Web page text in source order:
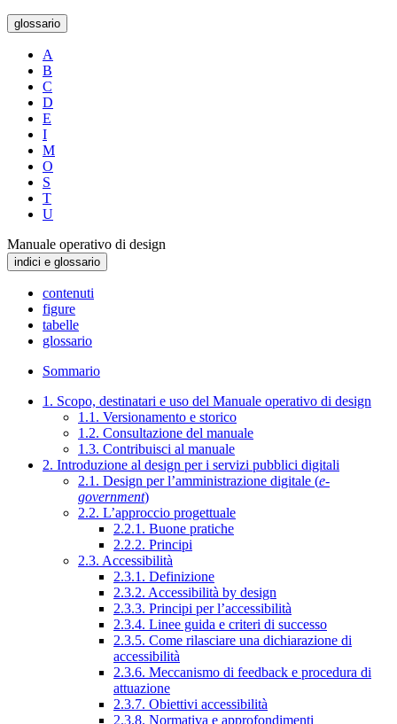
glossario
A
B
C
D
E
I
M
O
S
T
U
Manuale operativo di design
indici e glossario
contenuti
figure
tabelle
glossario
Sommario
1. Scopo, destinatari e uso del Manuale operativo di design
1.1. Versionamento e storico
1.2. Consultazione del manuale
1.3. Contribuisci al manuale
2. Introduzione al design per i servizi pubblici digitali
2.1. Design per l’amministrazione digitale (e-
government)
2.2. L’approccio progettuale
2.2.1. Buone pratiche
2.2.2. Principi
2.3. Accessibilità
2.3.1. Definizione
2.3.2. Accessibilità by design
2.3.3. Principi per l’accessibilità
2.3.4. Linee guida e criteri di successo
2.3.5. Come rilasciare una dichiarazione di
accessibilità
2.3.6. Meccanismo di feedback e procedura di
attuazione
2.3.7. Obiettivi accessibilità
2.3.8. Normativa e approfondimenti